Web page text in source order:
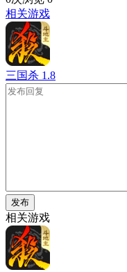
相关游戏
三国杀 1.8
发布
相关游戏